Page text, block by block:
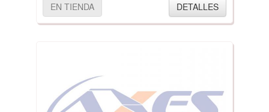
EN TIENDA DETALLES